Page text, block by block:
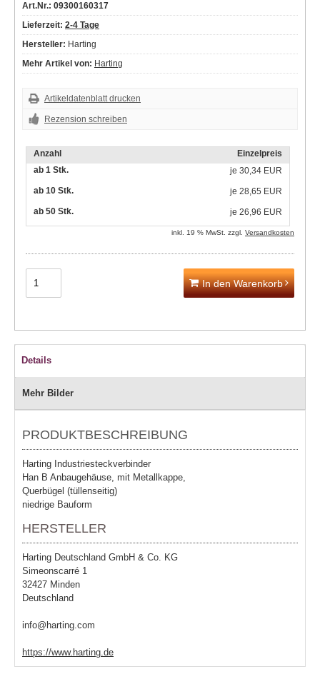
Art.Nr.: 09300160317
Lieferzeit: 2-4 Tage
Hersteller: Harting
Mehr Artikel von: Harting
Artikeldatenblatt drucken
Rezension schreiben
Anzahl
Einzelpreis
ab 1 Stk.
je 30,34 EUR
ab 10 Stk.
je 28,65 EUR
ab 50 Stk.
je 26,96 EUR
inkl. 19 % MwSt. zzgl. Versandkosten
In den Warenkorb
Details
Mehr Bilder
PRODUKTBESCHREIBUNG
Harting Industriesteckverbinder
Han B Anbaugehäuse, mit Metallkappe,
Querbügel (tüllenseitig)
niedrige Bauform
HERSTELLER
Harting Deutschland GmbH & Co. KG
Simeonscarré 1
32427 Minden
Deutschland
info@harting.com
https://www.harting.de